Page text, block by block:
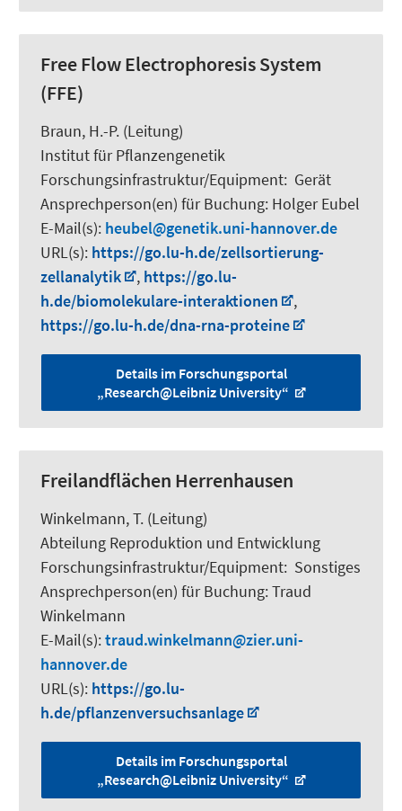
Free Flow Electrophoresis System
(FFE)
Braun, H.-P. (Leitung)
Institut für Pflanzengenetik
Forschungsinfrastruktur/Equipment: Gerät
Ansprechperson(en) für Buchung: Holger Eubel
E-Mail(s): heubel
genetik.uni-hannover.de
URL(s): https://go.lu-h.de/zellsortierung-
zellanalytik
, https://go.lu-
h.de/biomolekulare-interaktionen
,
https://go.lu-h.de/dna-rna-proteine
Details im Forschungsportal
„Research@Leibniz University“
Freilandflächen Herrenhausen
Winkelmann, T. (Leitung)
Abteilung Reproduktion und Entwicklung
Forschungsinfrastruktur/Equipment: Sonstiges
Ansprechperson(en) für Buchung:Traud
Winkelmann
E-Mail(s):traud.winkelmann
zier.uni-
hannover.de
URL(s): https://go.lu-
h.de/pflanzenversuchsanlage
Details im Forschungsportal
„Research@Leibniz University“